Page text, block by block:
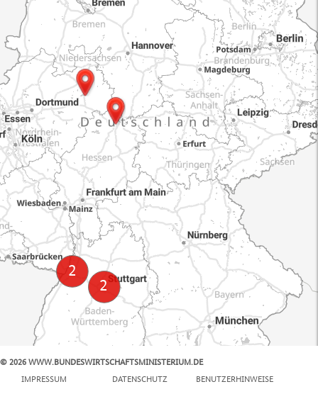
© 2026 WWW.BUNDESWIRTSCHAFTSMINISTERIUM.DE
IMPRESSUM
DATENSCHUTZ BENUTZERHINWEISE